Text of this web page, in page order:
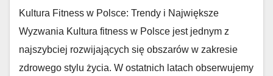
Kultura Fitness w Polsce: Trendy i Największe
Wyzwania Kultura fitness w Polsce jest jednym z
najszybciej rozwijających się obszarów w zakresie
zdrowego stylu życia. W ostatnich latach obserwujemy